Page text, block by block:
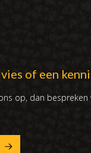
of een
op, dan bespreken